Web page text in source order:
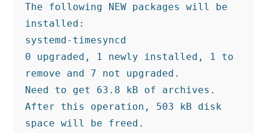
The following NEW packages will be
installed:
systemd-timesyncd
0 upgraded, 1 newly installed, 1 to
remove and 7 not upgraded.
Need to get 63.8 kB of archives.
After this operation, 503 kB disk
space will be freed.